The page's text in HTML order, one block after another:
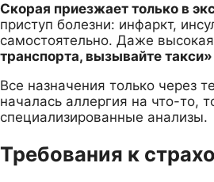
Скорая приезжает только в
приступ болезни: инфаркт,
самостоятельно. Даже
транспорта, вызывайте такси»
Все назначения только через
началась аллергия на что-то,
специализированные анализы.
Требования к